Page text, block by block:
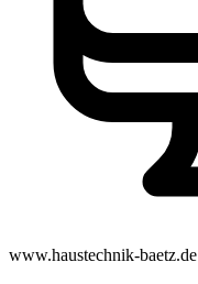
www.haustechnik-baetz.de